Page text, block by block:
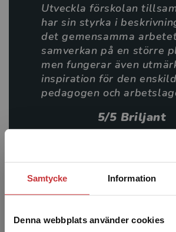
Samtycke Information
Denna webbplats använder cookies
Ett specialpedagogiskt
för alla barns bästa
Språkfrämjande arbete
Digitala utbildningspaket
Kompetensutveckling för dig
Kataloger 2026
Utveckla förskolan
har sin styrka i
detgemensamma
samverkan på en större
men fungerar även
inspiration för den
pedagogen och
5/5 Briljant
BTJ-häftet nr 9, 2024.